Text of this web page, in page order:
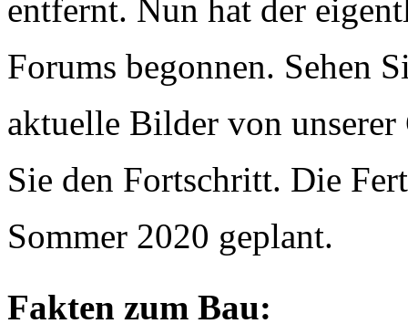
entfernt. Nun hat der
Forums begonnen. Sehen
aktuelle Bilder von unserer
Sie den Fortschritt. Die
Sommer 2020 geplant.
Fakten zum Bau: